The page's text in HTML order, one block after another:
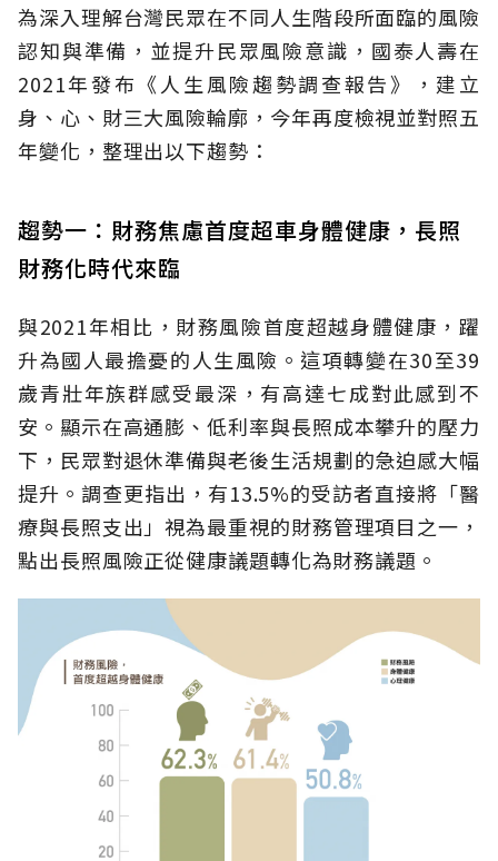
為深入理解台灣民眾在不同人生階段所面臨的風險
認知與準備，並提升民眾風險意識，國泰人壽在
2021年發布《人生風險趨勢調查報告》，建立
身、心、財三大風險輪廓，今年再度檢視並對照五
年變化，整理出以下趨勢：
趨勢一：財務焦慮首度超車身體健康，長照
財務化時代來臨
與2021年相比，財務風險首度超越身體健康，躍
升為國人最擔憂的人生風險。這項轉變在30至39
歲青壯年族群感受最深，有高達七成對此感到不
安。顯示在高通膨、低利率與長照成本攀升的壓力
下，民眾對退休準備與老後生活規劃的急迫感大幅
提升。調查更指出，有13.5%的受訪者直接將「醫
療與長照支出」視為最重視的財務管理項目之一，
點出長照風險正從健康議題轉化為財務議題。